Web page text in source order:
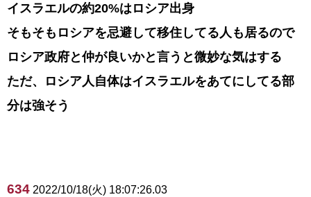
イスラエルの約20%はロシア出身
そもそもロシアを忌避して移住してる人も居るので
ロシア政府と仲が良いかと言うと微妙な気はする
ただ、ロシア人自体はイスラエルをあてにしてる部
分は強そう
634 2022/10/18(火) 18:07:26.03